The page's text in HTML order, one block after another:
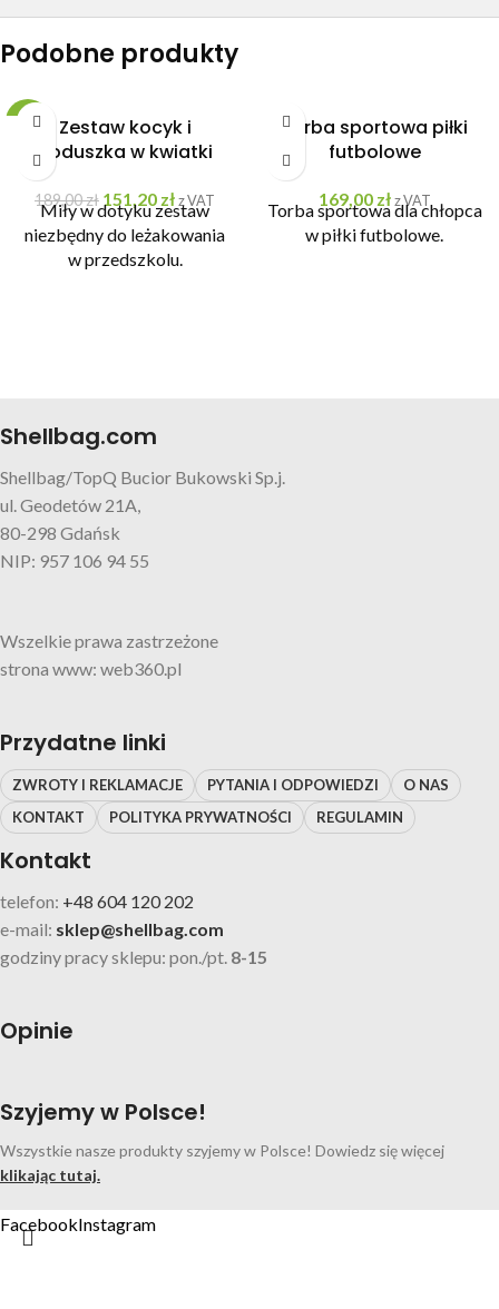
Podobne produkty
-20%
Zestaw kocyk i
poduszka w kwiatki
189,00zł 151,20 złz VAT
Miły w dotyku zestaw
niezbędny do leżakowania
w przedszkolu.
Torba sportowa piłki
futbolowe
169,00 zł z VAT
Torba sportowa dla chłopca
w piłki futbolowe.
Shellbag.com
Shellbag/TopQ Bucior Bukowski Sp.j.
ul. Geodetów 21A,
80-298 Gdańsk
NIP: 957 106 94 55
Wszelkie prawa zastrzeżone
strona www: web360.pl
Przydatne linki
ZWROTY I REKLAMACJE PYTANIA I ODPOWIEDZI
O NAS
KONTAKT
POLITYKA PRYWATNOŚCI REGULAMIN
Kontakt
telefon: +48 604 120 202
e-mail: sklep@shellbag.com
godziny pracy sklepu: pon./pt. 8-15
Opinie
Szyjemy w Polsce!
Wszystkie nasze produkty szyjemy w Polsce! Dowiedz się więcej
klikając tutaj.
FacebookInstagram